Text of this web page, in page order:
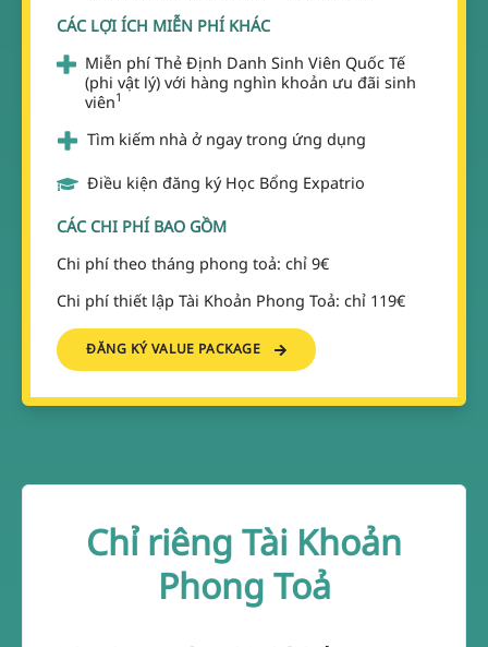
CÁC LỢI ÍCH MIỄN PHÍ KHÁC
Miễn phí Thẻ Định Danh Sinh Viên Quốc Tế
(phi vật lý) với hàng nghìn khoản ưu đãi sinh
viên1
Tìm kiếm nhà ở ngay trong ứng dụng
Điều kiện đăng ký Học Bổng Expatrio
CÁC CHI PHÍ BAO GỒM
Chi phí theo tháng phong toả: chỉ 9€
Chi phí thiết lập Tài Khoản Phong Toả: chỉ 119€
ĐĂNG KÝ VALUE PACKAGE
Chỉ riêng Tài Khoản
Phong Toả